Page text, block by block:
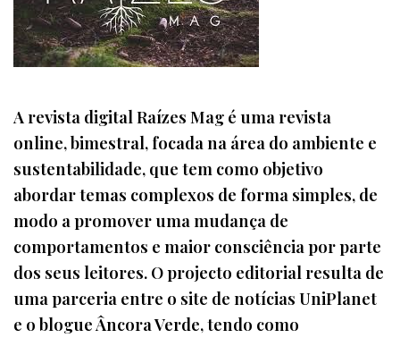
A revista digital Raízes Mag é uma revista
online, bimestral, focada na área do ambiente e
sustentabilidade, que tem como objetivo
abordar temas complexos de forma simples, de
modo a promover uma mudança de
comportamentos e maior consciência por parte
dos seus leitores. O projecto editorial resulta de
uma parceria entre o site de notícias UniPlanet
e o blogue Âncora Verde, tendo como